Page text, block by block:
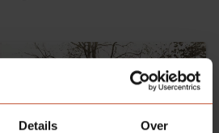
Details Over